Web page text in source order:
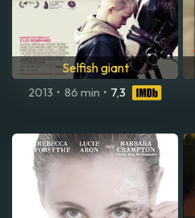
Selfish giant
2013 • 86 min • 7,3